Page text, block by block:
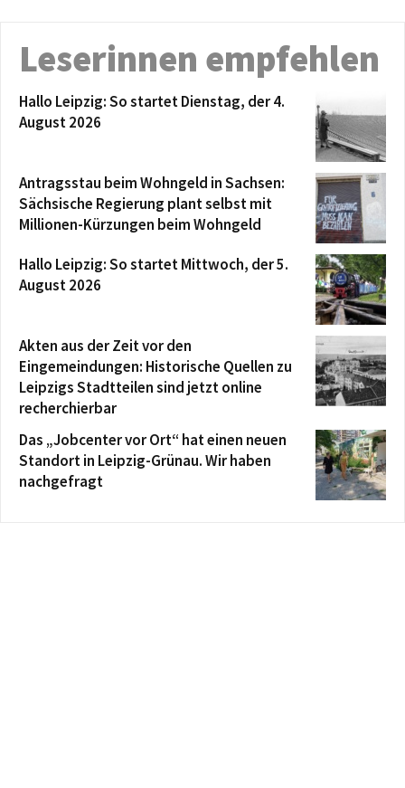
Leserinnen empfehlen
Hallo Leipzig: So startet Dienstag, der 4.
August 2026
Antragsstau beim Wohngeld in Sachsen:
Sächsische Regierung plant selbst mit
Millionen-Kürzungen beim Wohngeld
Hallo Leipzig: So startet Mittwoch, der 5.
August 2026
Akten aus der Zeit vor den
Eingemeindungen: Historische Quellen zu
Leipzigs Stadtteilen sind jetzt online
recherchierbar
Das „Jobcenter vor Ort“ hat einen neuen
Standort in Leipzig-Grünau. Wir haben
nachgefragt